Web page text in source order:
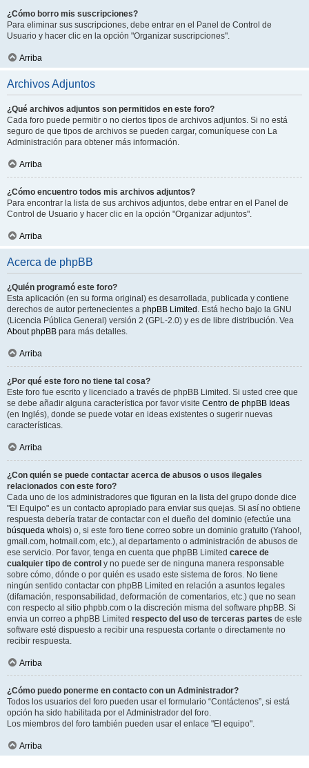
¿Cómo borro mis suscripciones?
Para eliminar sus suscripciones, debe entrar en el Panel de Control de
Usuario y hacer clic en la opción "Organizar suscripciones".
Arriba
Archivos Adjuntos
¿Qué archivos adjuntos son permitidos en este foro?
Cada foro puede permitir o no ciertos tipos de archivos adjuntos. Si no está
seguro de que tipos de archivos se pueden cargar, comuníquese con La
Administración para obtener más información.
Arriba
¿Cómo encuentro todos mis archivos adjuntos?
Para encontrar la lista de sus archivos adjuntos, debe entrar en el Panel de
Control de Usuario y hacer clic en la opción "Organizar adjuntos".
Arriba
Acerca de phpBB
¿Quién programó este foro?
Esta aplicación (en su forma original) es desarrollada, publicada y contiene
derechos de autor pertenecientes a phpBB Limited . Está hecho bajo la GNU
(Licencia Pública General) versión 2 (GPL-2.0) y es de libre distribución. Vea
About phpBB para más detalles.
Arriba
¿Por qué este foro no tiene tal cosa?
Este foro fue escrito y licenciado a través de phpBB Limited. Si usted cree que
se debe añadir alguna característica por favor visite Centro de phpBB Ideas
(en Inglés), donde se puede votar en ideas existentes o sugerir nuevas
características.
Arriba
¿Con quién se puede contactar acerca de abusos o usos ilegales
relacionados con este foro?
Cada uno de los administradores que figuran en la lista del grupo donde dice
"El Equipo" es un contacto apropiado para enviar sus quejas. Si así no obtiene
respuesta debería tratar de contactar con el dueño del dominio (efectúe una
búsqueda whois) o, si este foro tiene correo sobre un dominio gratuito (Yahoo!,
gmail.com, hotmail.com, etc.), al departamento o administración de abusos de
ese servicio. Por favor, tenga en cuenta que phpBB Limited carece de
cualquier tipo de control y no puede ser de ninguna manera responsable
sobre cómo, dónde o por quién es usado este sistema de foros. No tiene
ningún sentido contactar con phpBB Limited en relación a asuntos legales
(difamación, responsabilidad, deformación de comentarios, etc.) que no sean
con respecto al sitio phpbb.com o la discreción misma del software phpBB. Si
envia un correo a phpBB Limited respecto del uso de terceras partes de este
software esté dispuesto a recibir una respuesta cortante o directamente no
recibir respuesta.
Arriba
¿Cómo puedo ponerme en contacto con un Administrador?
Todos los usuarios del foro pueden usar el formulario “Contáctenos”, si está
opción ha sido habilitada por el Administrador del foro.
Los miembros del foro también pueden usar el enlace "El equipo".
Arriba